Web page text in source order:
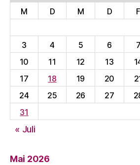
M
D M D F
3
4 5 6 7
10
11 12 13
17
18 19 20
24
25 26 27
31
« Juli
Mai 2026